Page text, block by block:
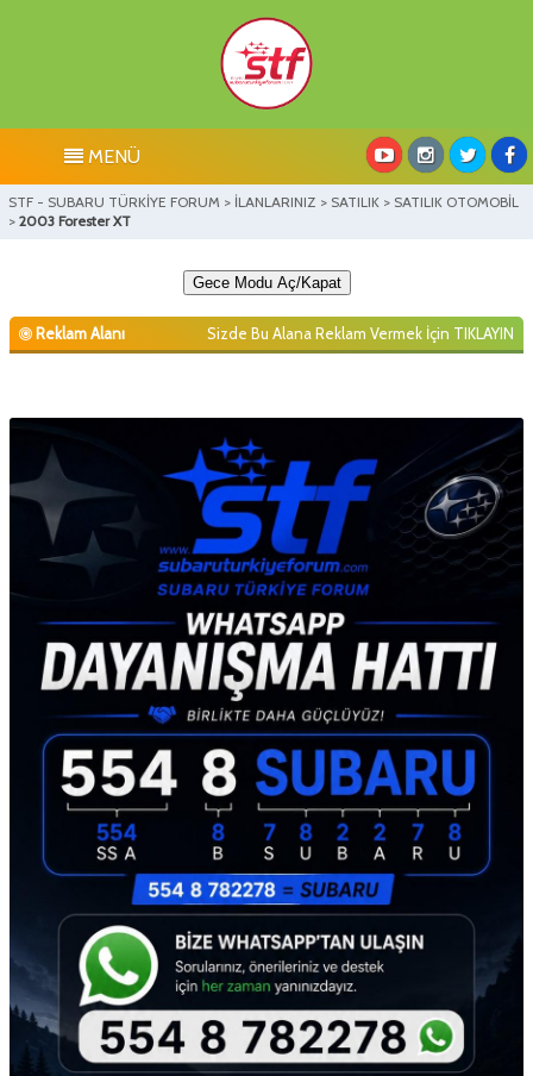
MENÜ
STF - SUBARU TÜRKİYE FORUM > İLANLARINIZ > SATILIK > SATILIK OTOMOBİL
> 2003 Forester XT
Gece Modu Aç/Kapat
Reklam Alanı Sizde Bu Alana Reklam Vermek İçin TIKLAYIN